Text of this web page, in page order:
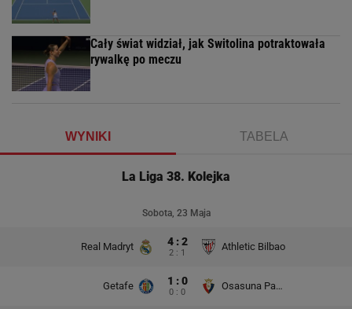
Cały świat widział, jak Switolina potraktowała
rywalkę po meczu
WYNIKI TABELA
La Liga 38. Kolejka
Sobota, 23 Maja
Real Madryt 4 : 2
2 : 1
Athletic Bilbao
Getafe 1 : 0
0 : 0
Osasuna Pampeluna